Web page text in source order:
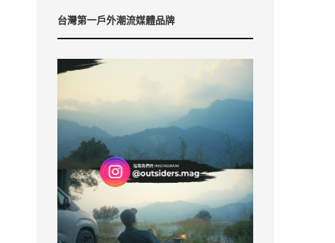
台灣第一戶外潮流媒體品牌